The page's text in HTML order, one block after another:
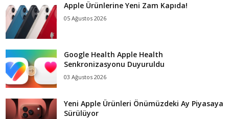
Apple Ürünlerine Yeni Zam Kapıda!
05 Ağustos 2026
Google Health Apple Health
Senkronizasyonu Duyuruldu
03 Ağustos 2026
Yeni Apple Ürünleri Önümüzdeki Ay Piyasaya
Sürülüyor